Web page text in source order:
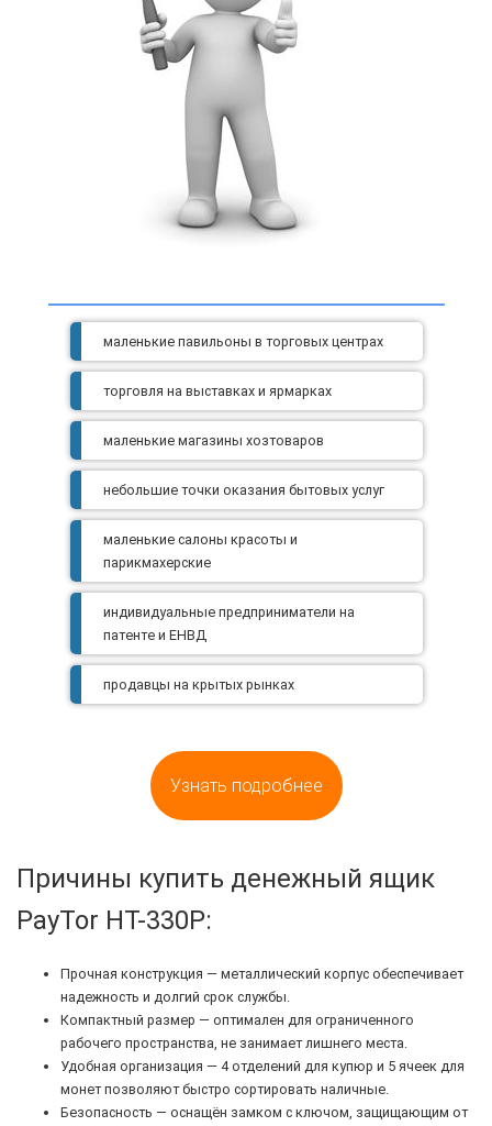
маленькие павильоны в торговых центрах
торговля на выставках и ярмарках
маленькие магазины хозтоваров
небольшие точки оказания бытовых услуг
маленькие салоны красоты и
парикмахерские
индивидуальные предприниматели на
патенте и ЕНВД
продавцы на крытых рынках
Узнать подробнее
Причины купить денежный ящик
PayTor HT-330P:
Прочная конструкция — металлический корпус обеспечивает
надежность и долгий срок службы.
Компактный размер — оптимален для ограниченного
рабочего пространства, не занимает лишнего места.
Удобная организация — 4 отделений для купюр и 5 ячеек для
монет позволяют быстро сортировать наличные.
Безопасность — оснащён замком с ключом, защищающим от